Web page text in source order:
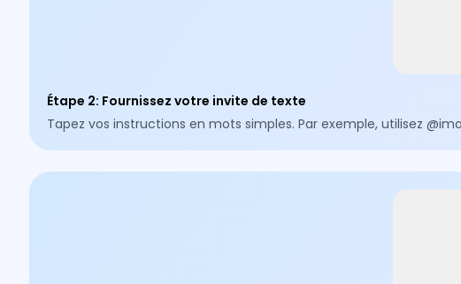
Étape 2: Fournissez votre invite de texte
Tapez vos instructions en mots simples. Par exemple, utilisez